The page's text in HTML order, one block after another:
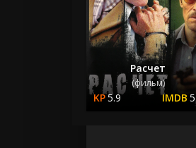
Расчет
(фильм)
5.9